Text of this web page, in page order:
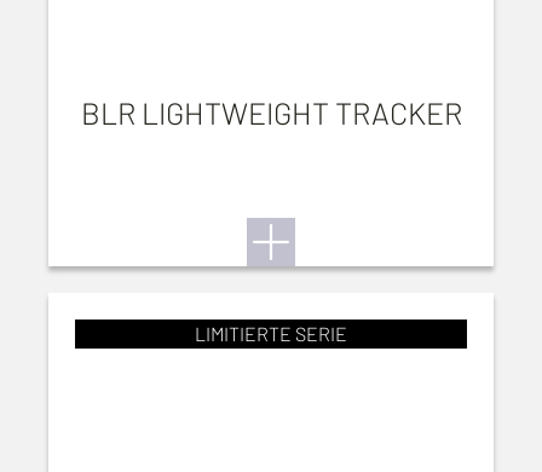
BLR LIGHTWEIGHT TRACKER
LIMITIERTE SERIE